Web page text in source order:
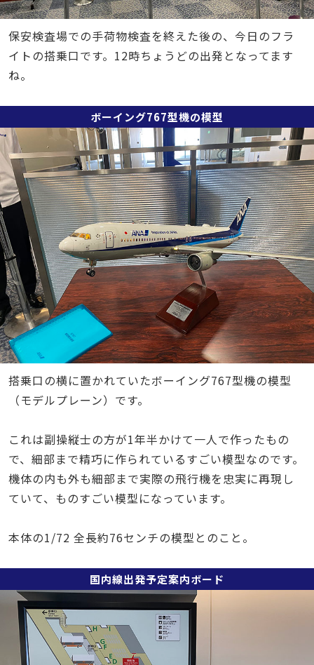
保安検査場での手荷物検査を終えた後の、今日のフラ
イトの搭乗口です。12時ちょうどの出発となってます
ね。
ボーイング767型機の模型
搭乗口の横に置かれていたボーイング767型機の模型
（モデルプレーン）です。
これは副操縦士の方が1年半かけて一人で作ったもの
で、細部まで精巧に作られているすごい模型なのです。
機体の内も外も細部まで実際の飛行機を忠実に再現し
ていて、ものすごい模型になっています。
本体の1/72 全長約76センチの模型とのこと。
国内線出発予定案内ボード